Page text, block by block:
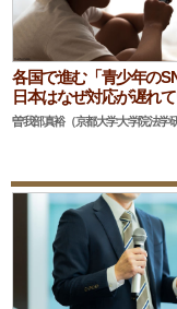
各国で進む「青少年の
日本はなぜ対応が遅れ
曽我部真裕（京都大学大学院法学